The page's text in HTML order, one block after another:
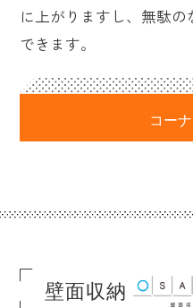
に上がりますし、無駄
できます。
コー
壁面収納